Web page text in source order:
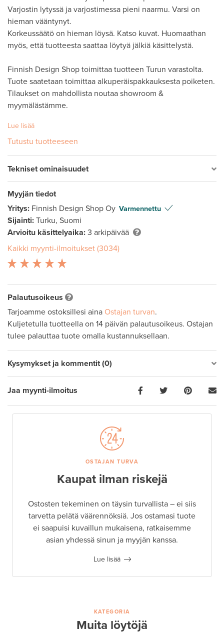
Varjostin lytyssä ja varjostimessa pieni naarmu. Varsi on
hieman vääntynyt.
Korkeussäätö on hieman löysä. Katso kuvat. Huomaathan
myös, että tuotteesta saattaa löytyä jälkiä käsittelystä.
Finnish Design Shop toimittaa tuotteen Turun varastolta.
Tuote saatetaan toimittaa alkuperäispakkauksesta poiketen.
Tilaukset on mahdollista noutaa showroom &
myymälästämme.
Lue lisää
Tutustu tuotteeseen
Tekniset ominaisuudet
Myyjän tiedot
Yritys: Finnish Design Shop Oy Varmennettu
Sijainti: Turku, Suomi
Arvioitu käsittelyaika: 3 arkipäivää
Kaikki myynti-ilmoitukset (3034)
Palautusoikeus
Tarjoamme ostoksillesi aina Ostajan turvan.
Kuljetetulla tuotteella on 14 päivän palautusoikeus. Ostajan
tulee palauttaa tuote omalla kustannuksellaan.
Kysymykset ja kommentit (0)
Jaa myynti-ilmoitus
OSTAJAN TURVA
Kaupat ilman riskejä
Ostosten tekeminen on täysin turvallista – ei siis
tarvetta pelätä väärennöksiä. Jos ostamasi tuote
ei saapuisi kuvaillun mukaisena, ratkaisemme
asian yhdessä sinun ja myyjän kanssa.
Lue lisää
KATEGORIA
Muita löytöjä